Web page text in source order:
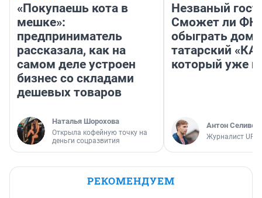
«Покупаешь кота в
мешке»:
предприниматель
рассказала, как на
самом деле устроен
бизнес со складами
дешевых товаров
Наталья Шорохова
Открыла кофейную точку на
деньги соцразвития
Незваный
Сможет ли ФК
обыграть дома
татарский
который уже
Антон
Журналист
РЕКОМЕНДУЕМ